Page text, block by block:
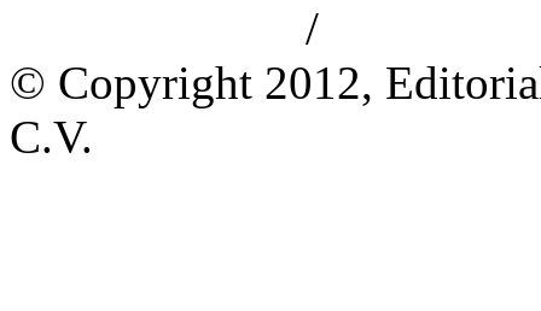
/
© Copyright 2012,
C.V.